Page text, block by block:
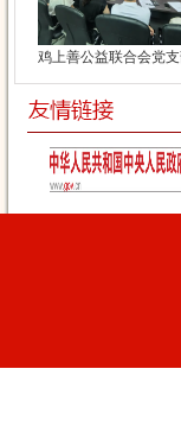
善公益联合会党支部召开
深入贯彻中央..